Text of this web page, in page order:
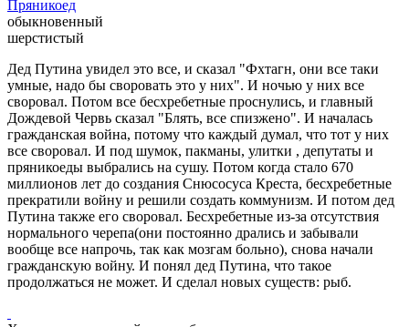
Пряникоед
обыкновенный
шерстистый
Дед Путина увидел это все, и сказал "Фхтагн, они все таки
умные, надо бы своровать это у них". И ночью у них все
своровал. Потом все бесхребетные проснулись, и главный
Дождевой Червь сказал "Блять, все спизжено". И началась
гражданская война, потому что каждый думал, что тот у них
все своровал. И под шумок, пакманы, улитки , депутаты и
пряникоеды выбрались на сушу. Потом когда стало 670
миллионов лет до создания Снюсосуса Креста, бесхребетные
прекратили войну и решили создать коммунизм. И потом дед
Путина также его своровал. Бесхребетные из-за отсутствия
нормального черепа(они постоянно дрались и забывали
вообще все напрочь, так как мозгам больно), снова начали
гражданскую войну. И понял дед Путина, что такое
продолжаться не может. И сделал новых существ: рыб.